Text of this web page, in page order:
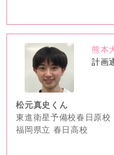
no
image
熊本
計画
松元真史くん
東進衛星予備校春日原校
福岡県立 春日高校